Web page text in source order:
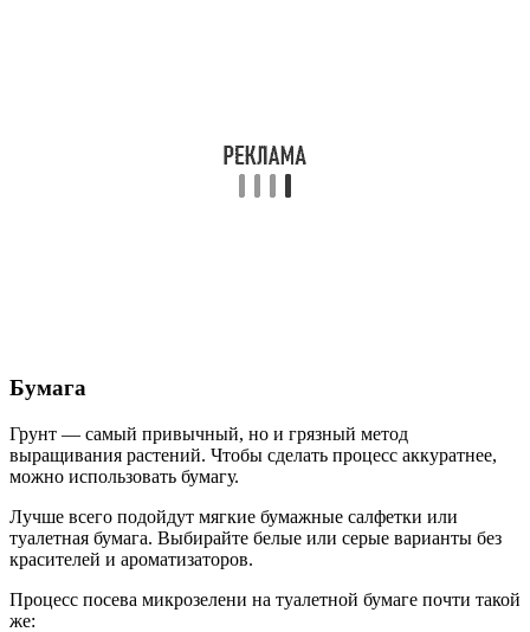
Бумага
Грунт — самый привычный, но и грязный метод
выращивания растений. Чтобы сделать процесс аккуратнее,
можно использовать бумагу.
Лучше всего подойдут мягкие бумажные салфетки или
туалетная бумага. Выбирайте белые или серые варианты без
красителей и ароматизаторов.
Процесс посева микрозелени на туалетной бумаге почти такой
же: